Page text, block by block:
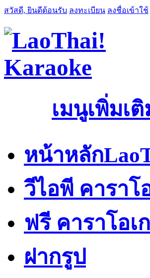
สวัสดี, ยินดีต้อนรับ ลงทะเบียน ลงชื่อเข้าใช้
เมนูเพิ่มเติ
หน้าหลัก
วีไอพี คาราโ
ฟรี คาราโอเ
ฝากรูป